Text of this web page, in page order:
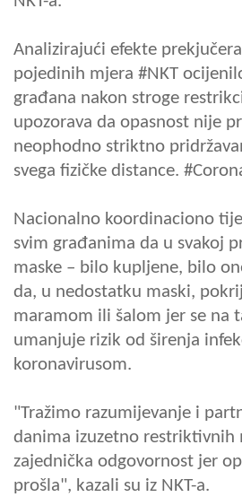
Analizirajući efekte
pojedinih mjera #NKT
građana nakon stroge
upozorava da opasnost nije
neophodno striktno
svega fizičke distance.
Nacionalno koordinaciono
svim građanima da u svakoj
maske – bilo kupljene, bilo
da, u nedostatku maski,
maramom ili šalom jer se na
umanjuje rizik od širenja
koronavirusom.
"Tražimo razumijevanje i
danima izuzetno restriktivnih
zajednička odgovornost jer
prošla", kazali su iz NKT-a.